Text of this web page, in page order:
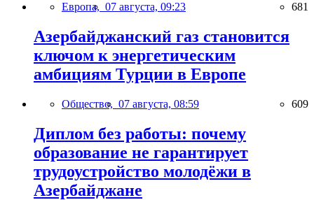
Европа, 07 августа, 09:23 681
Азербайджанский газ становится
ключом к энергетическим
амбициям Турции в Европе
Общество, 07 августа, 08:59 609
Диплом без работы: почему
образование не гарантирует
трудоустройство молодёжи в
Азербайджане